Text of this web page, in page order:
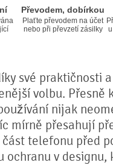
Převodem, dobírkou
Plaťte převodem na účet
nebo při převzetí zásilky
své praktičnosti
volbu. Přesně
nijak
mírně přesahují
telefonu před
v designu,